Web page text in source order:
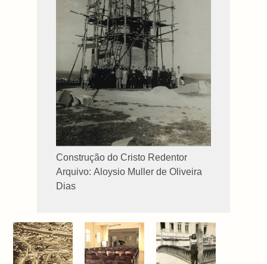
Construção do Cristo Redentor
Arquivo: Aloysio Muller de Oliveira
Dias